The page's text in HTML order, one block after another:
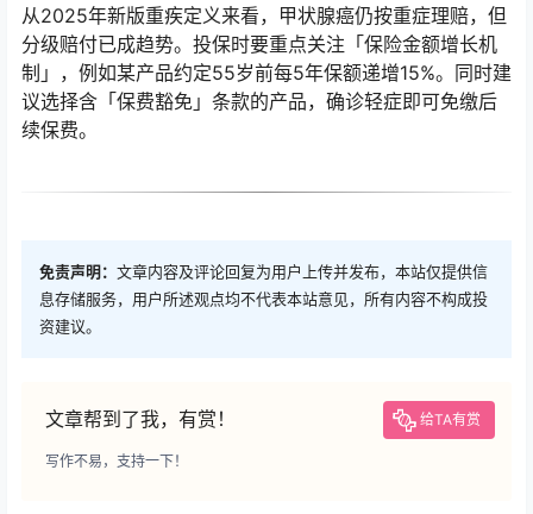
从2025年新版重疾定义来看，甲状腺癌仍按重症理赔，但
分级赔付已成趋势。投保时要重点关注「保险金额增长机
制」，例如某产品约定55岁前每5年保额递增15%。同时建
议选择含「保费豁免」条款的产品，确诊轻症即可免缴后
续保费。
免责声明： 文章内容及评论回复为用户上传并发布，本站仅提供信
息存储服务，用户所述观点均不代表本站意见，所有内容不构成投
资建议。
文章帮到了我，有赏！ 给TA有赏
写作不易，支持一下！